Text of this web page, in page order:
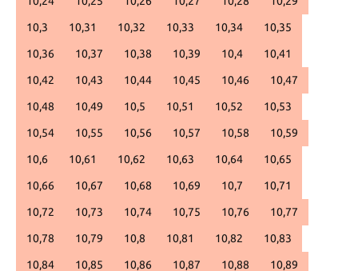
10,3 10,31 10,32 10,33 10,34 10,35
10,36 10,37 10,38 10,39 10,4 10,41
10,42 10,43 10,44 10,45 10,46 10,47
10,48 10,49 10,5 10,51 10,52 10,53
10,54 10,55 10,56 10,57 10,58 10,59
10,6 10,61 10,62 10,63 10,64 10,65
10,66 10,67 10,68 10,69 10,7 10,71
10,72 10,73 10,74 10,75 10,76 10,77
10,78 10,79 10,8 10,81 10,82 10,83
10,84 10,85 10,86 10,87 10,88 10,89